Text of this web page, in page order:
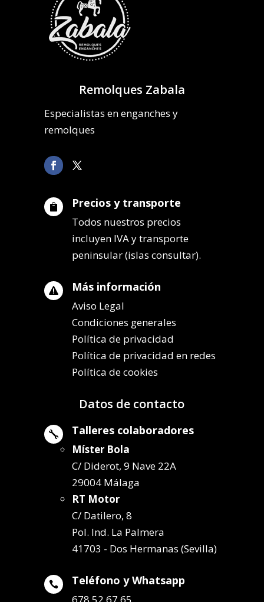
Remolques Zabala
Especialistas en enganches y
remolques
 Precios y transporte
Todos nuestros precios
incluyen IVA y transporte
peninsular (islas consultar).
 Más información
Aviso Legal
Condiciones generales
Política de privacidad
Política de privacidad en redes
Política de cookies
Datos de contacto
 Talleres colaboradores
Míster Bola
C/ Diderot, 9 Nave 22A
29004 Málaga
RT Motor
C/ Datilero, 8
Pol. Ind. La Palmera
41703 - Dos Hermanas (Sevilla)
 Teléfono y Whatsapp